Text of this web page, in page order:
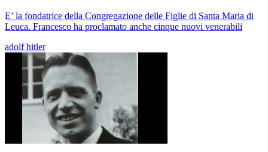
E’ la fondatrice della Congregazione delle Figlie di Santa Maria di
Leuca. Francesco ha proclamato anche cinque nuovi venerabili
adolf hitler